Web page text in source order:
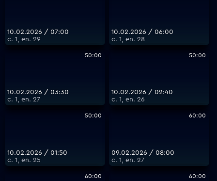
10.02.2026 / 07:00
с. 1, еп. 29
10.02.2026 / 06:00
с. 1, еп. 28
50:00
10.02.2026 / 03:30
с. 1, еп. 27
50:00
10.02.2026 / 02:40
с. 1, еп. 26
50:00
10.02.2026 / 01:50
с. 1, еп. 25
60:00
09.02.2026 / 08:00
с. 1, еп. 27
60:00 60:00